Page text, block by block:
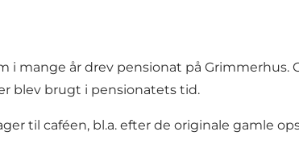
i mange år drev pensionat på
blev brugt i pensionatets tid.
til caféen, bl.a. efter de originale gamle